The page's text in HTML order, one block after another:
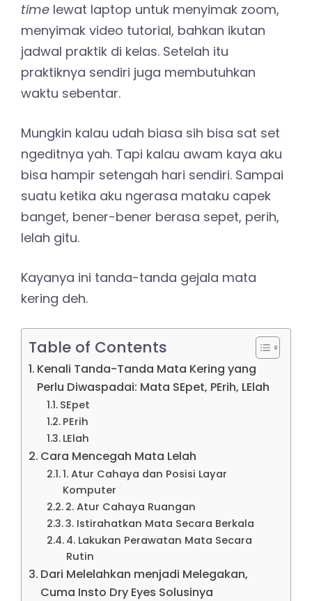
time lewat laptop untuk menyimak zoom,
menyimak video tutorial, bahkan ikutan
jadwal praktik di kelas. Setelah itu
praktiknya sendiri juga membutuhkan
waktu sebentar.
Mungkin kalau udah biasa sih bisa sat set
ngeditnya yah. Tapi kalau awam kaya aku
bisa hampir setengah hari sendiri. Sampai
suatu ketika aku ngerasa mataku capek
banget, bener-bener berasa sepet, perih,
lelah gitu.
Kayanya ini tanda-tanda gejala mata
kering deh.
Table of Contents
Kenali Tanda-Tanda Mata Kering yang
Perlu Diwaspadai: Mata SEpet, PErih, LElah
SEpet
PErih
LElah
Cara Mencegah Mata Lelah
1. Atur Cahaya dan Posisi Layar
Komputer
2. Atur Cahaya Ruangan
3. Istirahatkan Mata Secara Berkala
4. Lakukan Perawatan Mata Secara
Rutin
Dari Melelahkan menjadi Melegakan,
Cuma Insto Dry Eyes Solusinya